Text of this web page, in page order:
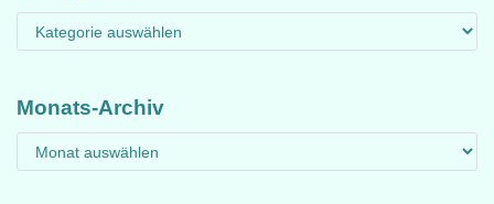
Monats-Archiv